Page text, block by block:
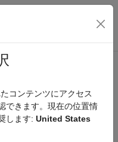
ゲーション メ
3-2-1
shall have compatible
コンテンツにアクセス
できます。現在の位置情
します: United States